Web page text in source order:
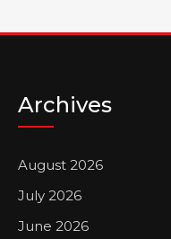
Archives
August 2026
July 2026
June 2026